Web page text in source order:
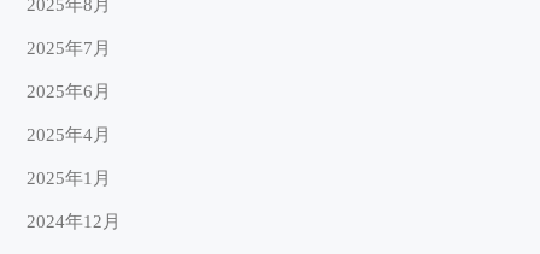
2025年8月
2025年7月
2025年6月
2025年4月
2025年1月
2024年12月